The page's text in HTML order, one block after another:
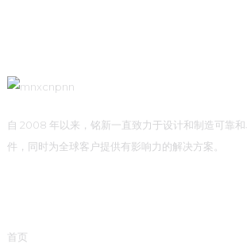
自 2008 年以来，铭新一直致力于设计和制造可靠
件，同时为全球客户提供有影响力的解决方案。
首页